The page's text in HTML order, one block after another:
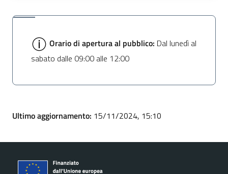
Orario di apertura al pubblico: Dal lunedì al
sabato dalle 09:00 alle 12:00
Ultimo aggiornamento: 15/11/2024, 15:10